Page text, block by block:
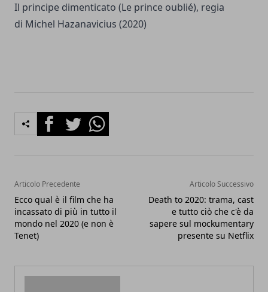
Il principe dimenticato (Le prince oublié), regia
di Michel Hazanavicius (2020)
FacebookTwitterWhatsapp
Articolo Precedente
Ecco qual è il film che ha
incassato di più in tutto il
mondo nel 2020 (e non è
Tenet)
Articolo Successivo
Death to 2020: trama, cast
e tutto ciò che c'è da
sapere sul mockumentary
presente su Netflix